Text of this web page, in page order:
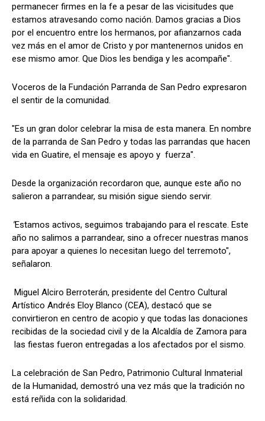
permanecer firmes en la fe a pesar de las vicisitudes que
estamos atravesando como nación. Damos gracias a Dios
por el encuentro entre los hermanos, por afianzarnos cada
vez más en el amor de Cristo y por mantenernos unidos en
ese mismo amor. Que Dios les bendiga y les acompañe".
Voceros de la Fundación Parranda de San Pedro expresaron
el sentir de la comunidad.
"Es un gran dolor celebrar la misa de esta manera. En nombre
de la parranda de San Pedro y todas las parrandas que hacen
vida en Guatire, el mensaje es apoyo y fuerza".
Desde la organización recordaron que, aunque este año no
salieron a parrandear, su misión sigue siendo servir.
"Estamos activos, seguimos trabajando para el rescate. Este
año no salimos a parrandear, sino a ofrecer nuestras manos
para apoyar a quienes lo necesitan luego del terremoto",
señalaron.
Miguel Alciro Berroterán, presidente del Centro Cultural
Artístico Andrés Eloy Blanco (CEA), destacó que se
convirtieron en centro de acopio y que todas las donaciones
recibidas de la sociedad civil y de la Alcaldía de Zamora para
las fiestas fueron entregadas a los afectados por el sismo.
La celebración de San Pedro, Patrimonio Cultural Inmaterial
de la Humanidad, demostró una vez más que la tradición no
está reñida con la solidaridad.